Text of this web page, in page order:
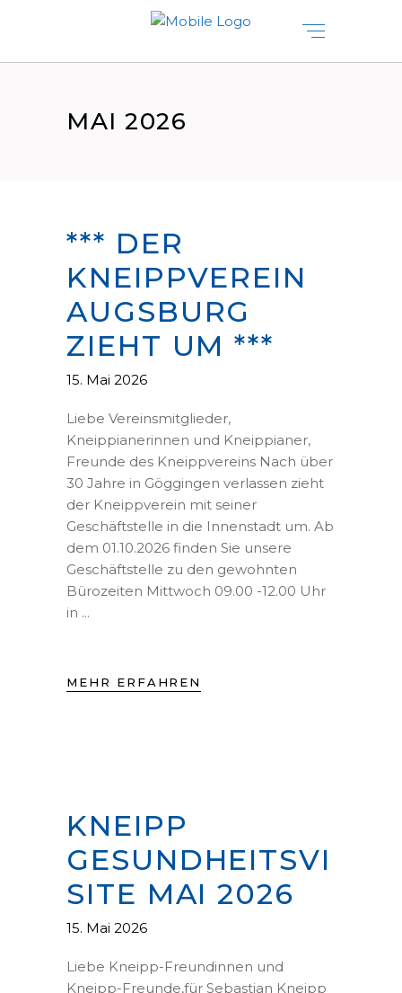
MAI 2026
*** DER
KNEIPPVEREIN
AUGSBURG
ZIEHT UM ***
15. Mai 2026
Liebe Vereinsmitglieder,
Kneippianerinnen und Kneippianer,
Freunde des Kneippvereins Nach über
30 Jahre in Göggingen verlassen zieht
der Kneippverein mit seiner
Geschäftstelle in die Innenstadt um. Ab
dem 01.10.2026 finden Sie unsere
Geschäftstelle zu den gewohnten
Bürozeiten Mittwoch 09.00 -12.00 Uhr
in
MEHR ERFAHREN
KNEIPP
GESUNDHEITSVI
SITE MAI 2026
15. Mai 2026
Liebe Kneipp-Freundinnen und
Kneipp-Freunde,für Sebastian Kneipp